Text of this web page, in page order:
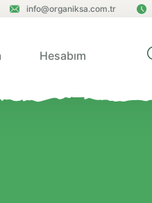
info@organiksa.com.tr
Hesabım